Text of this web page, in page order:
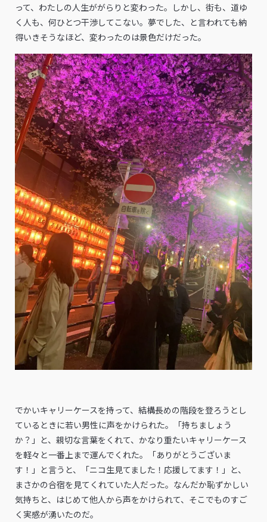
って、わたしの人生ががらりと変わった。しかし、街も、道ゆ
く人も、何ひとつ干渉してこない。夢でした、と言われても納
得いきそうなほど、変わったのは景色だけだった。
でかいキャリーケースを持って、結構長めの階段を登ろうとし
ているときに若い男性に声をかけられた。「持ちましょう
か？」と、親切な言葉をくれて、かなり重たいキャリーケース
を軽々と一番上まで運んでくれた。「ありがとうございま
す！」と言うと、「ニコ生見てました！応援してます！」と、
まさかの合宿を見てくれていた人だった。なんだか恥ずかしい
気持ちと、はじめて他人から声をかけられて、そこでものすご
く実感が湧いたのだ。